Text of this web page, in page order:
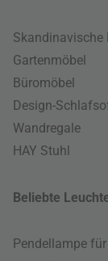
Skandinavische
Gartenmöbel
Büromöbel
Design-
Wandregale
HAY Stuhl
Beliebte
Pendellampe